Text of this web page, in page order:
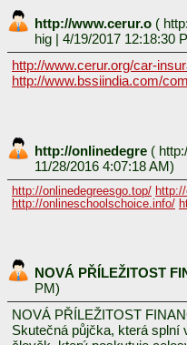
http://www.cerur.o (
hig | 4/19/2017 12:18:30
http://www.cerur.org/car-
http://www.bssiindia.com/
http://onlinedegre (
11/28/2016 4:07:18 AM)
http://onlinedegreesgo.top/
http://onlineschoolschoice.info/
NOVÁ PŘÍLEŽITOST
PM)
NOVÁ PŘÍLEŽITOST
Skutečná půjčka, která